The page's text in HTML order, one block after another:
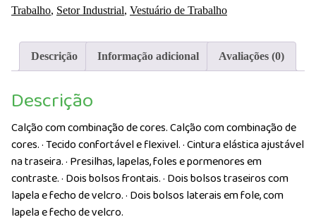
de
Trabalho, Setor Industrial, Vestuário de Trabalho
Descrição Informação adicional Avaliações (0)
Descrição
Calção com combinação de cores. Calção com combinação de
cores. · Tecido confortável e flexivel. · Cintura elástica ajustável
na traseira. · Presilhas, lapelas, foles e pormenores em
contraste. · Dois bolsos frontais. · Dois bolsos traseiros com
lapela e fecho de velcro. · Dois bolsos laterais em fole, com
lapela e fecho de velcro.